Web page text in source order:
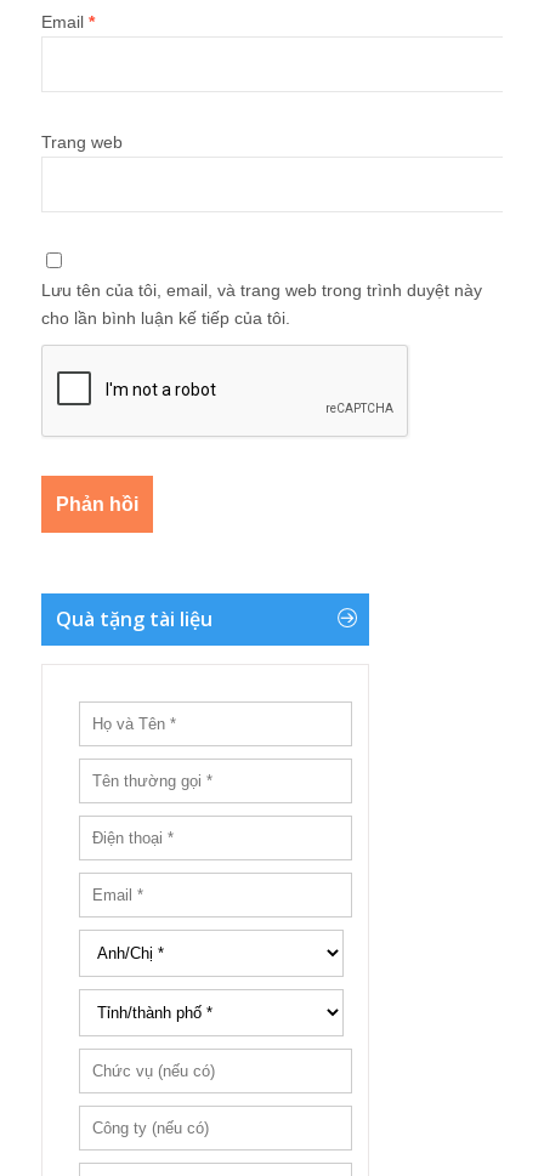
Email *
Trang web
Lưu tên của tôi, email, và trang web trong trình duyệt này
cho lần bình luận kế tiếp của tôi.
Quà tặng tài liệu